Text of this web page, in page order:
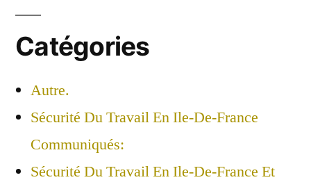
Catégories
Autre.
Sécurité Du Travail En Ile-De-France
Communiqués:
Sécurité Du Travail En Ile-De-France Et